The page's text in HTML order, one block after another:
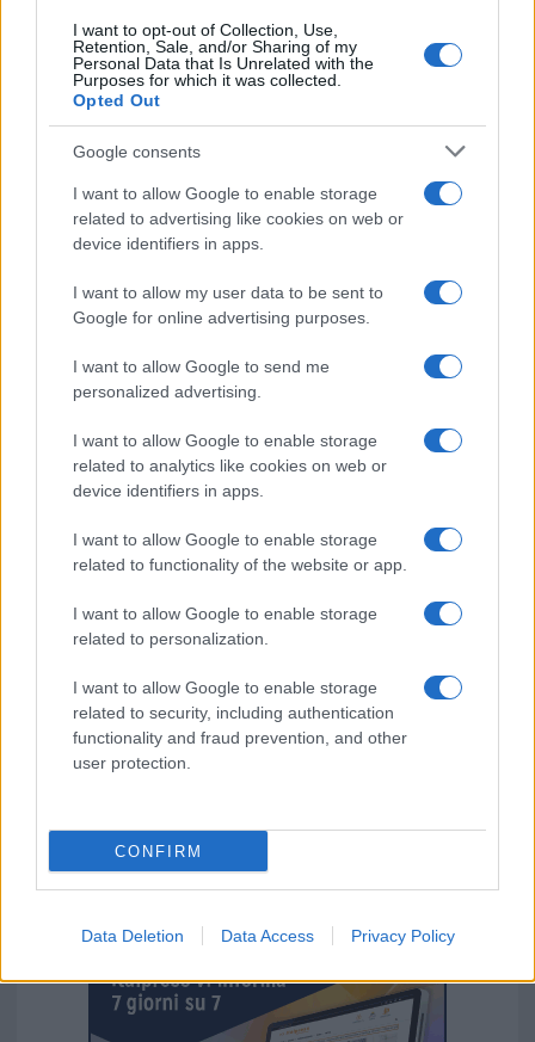
I want to opt-out of Collection, Use,
Retention, Sale, and/or Sharing of my
Personal Data that Is Unrelated with the
Purposes for which it was collected.
Opted Out
Google consents
I want to allow Google to enable storage
related to advertising like cookies on web or
device identifiers in apps.
I want to allow my user data to be sent to
Google for online advertising purposes.
I want to allow Google to send me
personalized advertising.
I want to allow Google to enable storage
related to analytics like cookies on web or
device identifiers in apps.
I want to allow Google to enable storage
related to functionality of the website or app.
I want to allow Google to enable storage
related to personalization.
I want to allow Google to enable storage
related to security, including authentication
functionality and fraud prevention, and other
user protection.
CONFIRM
Data Deletion Data Access Privacy Policy
NECROLOGIE
Martina Agostina Diturco
I nostri cari
I nostri cari
I nostri cari
Giovannimaria Cabras